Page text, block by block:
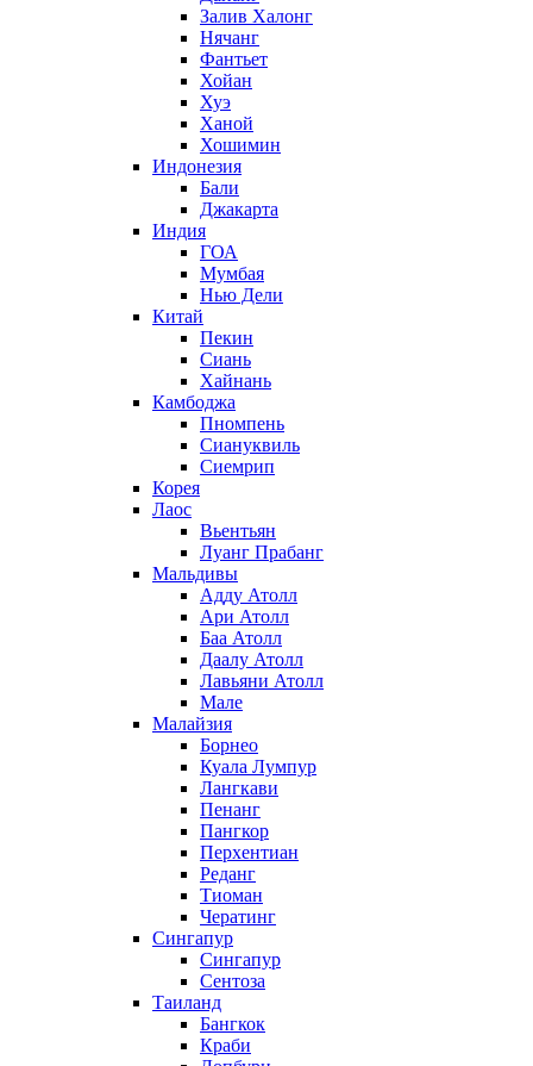
Залив Халонг
Нячанг
Фантьет
Хойан
Хуэ
Ханой
Хошимин
Индонезия
Бали
Джакарта
Индия
ГОА
Мумбая
Нью Дели
Китай
Пекин
Сиань
Хайнань
Камбоджа
Пномпень
Сиануквиль
Сиемрип
Корея
Лаос
Вьентьян
Луанг Прабанг
Мальдивы
Адду Атолл
Ари Атолл
Баа Атолл
Даалу Атолл
Лавьяни Атолл
Мале
Малайзия
Борнео
Куала Лумпур
Лангкави
Пенанг
Пангкор
Перхентиан
Реданг
Тиоман
Чератинг
Сингапур
Сингапур
Сентоза
Таиланд
Бангкок
Краби